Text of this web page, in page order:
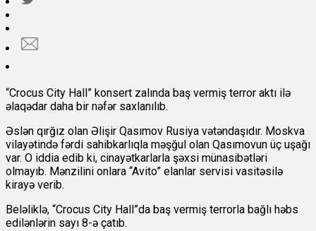
“Crocus City Hall” konsert zalında baş vermiş terror aktı ilə
əlaqədar daha bir nəfər saxlanılıb.
Əslən qırğız olan Əlişir Qasımov Rusiya vətəndaşıdır. Moskva
vilayətində fərdi sahibkarlıqla məşğul olan Qasımovun üç uşağı
var. O iddia edib ki, cinayətkarlarla şəxsi münasibətləri
olmayıb. Mənzilini onlara “Avito” elanlar servisi vasitəsilə
kirayə verib.
Beləliklə, “Crocus City Hall”da baş vermiş terrorla bağlı həbs
edilənlərin sayı 8-ə çatıb.